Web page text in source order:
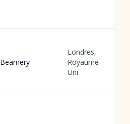
Beamery
Londres,
Royaume-
Uni